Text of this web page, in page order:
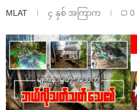
MLAT ၄ နှစ် အကြာက 0